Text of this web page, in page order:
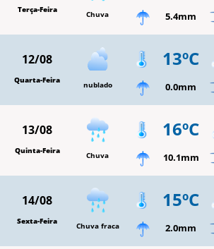
Terça-Feira Chuva 5.4mm
12/08
Quarta-Feira nublado
13ºC
0.0mm
13/08
Quinta-Feira Chuva
16ºC
10.1mm
14/08
Sexta-Feira Chuva fraca
15ºC
2.0mm